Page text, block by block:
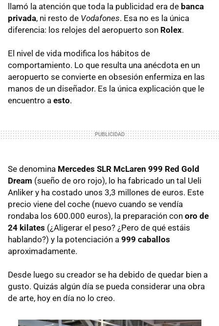
llamó la atención que toda la publicidad era de banca
privada, ni resto de Vodafones. Esa no es la única
diferencia: los relojes del aeropuerto son Rolex.
El nivel de vida modifica los hábitos de
comportamiento. Lo que resulta una anécdota en un
aeropuerto se convierte en obsesión enfermiza en las
manos de un diseñador. Es la única explicación que le
encuentro a esto.
Se denomina Mercedes SLR McLaren 999 Red Gold
Dream (sueño de oro rojo), lo ha fabricado un tal Ueli
Anliker y ha costado unos 3,3 millones de euros. Este
precio viene del coche (nuevo cuando se vendía
rondaba los 600.000 euros), la preparación con oro de
24 kilates (¿Aligerar el peso? ¿Pero de qué estáis
hablando?) y la potenciación a 999 caballos
aproximadamente.
Desde luego su creador se ha debido de quedar bien a
gusto. Quizás algún día se pueda considerar una obra
de arte, hoy en día no lo creo.